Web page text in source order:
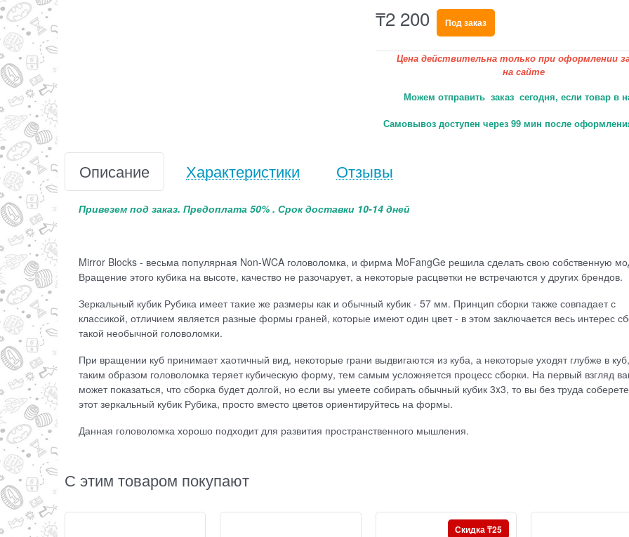
₸2 200 Под заказ
Цена действительна только при оформлении
на сайте
Можем отправить заказ сегодня, если товар в
Самовывоз доступен через 99 мин после
Описание Характеристики Отзывы
Привезем под заказ. Предоплата 50% . Срок доставки 10-14 дней
Mirror Blocks - весьма популярная Non-WCA головоломка, и фирма MoFangGe решила сделать свою собственную
Вращение этого кубика на высоте, качество не разочарует, а некоторые расцветки не встречаются у других брендов.
Зеркальный кубик Рубика имеет такие же размеры как и обычный кубик - 57 мм. Принцип сборки также совпадает с
классикой, отличием является разные формы граней, которые имеют один цвет - в этом заключается весь интерес
такой необычной головоломки.
При вращении куб принимает хаотичный вид, некоторые грани выдвигаются из куба, а некоторые уходят глубже в куб,
таким образом головоломка теряет кубическую форму, тем самым усложняется процесс сборки. На первый взгляд
может показаться, что сборка будет долгой, но если вы умеете собирать обычный кубик 3x3, то вы без труда
этот зеркальный кубик Рубика, просто вместо цветов ориентируйтесь на формы.
Данная головоломка хорошо подходит для развития пространственного мышления.
С этим товаром покупают
Скидка ₸25